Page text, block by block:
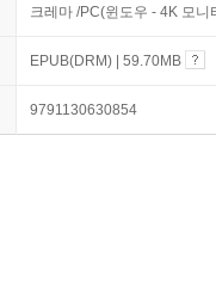
크레마 /PC(윈도우 - 4K 모
EPUB(DRM) | 59.70MB
9791130630854